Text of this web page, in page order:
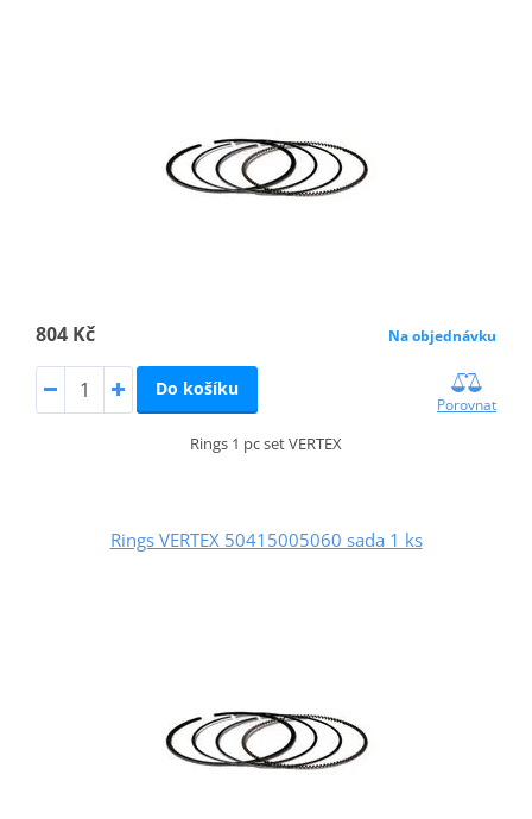
804 Kč Na objednávku
Do košíku
Porovnat
Rings 1 pc set VERTEX
Rings VERTEX 50415005060 sada 1 ks